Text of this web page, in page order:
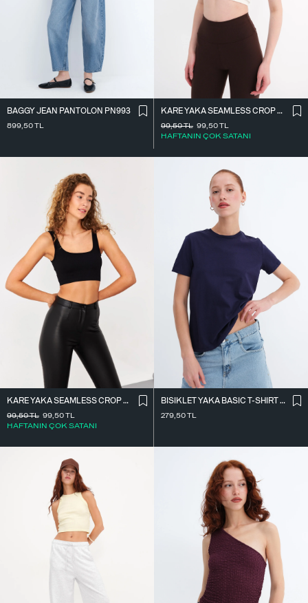
BAGGY JEAN PANTOLON PN993
899,50TL
KARE YAKA SEAMLESS CROP ATLET A0187-L5
99,50TL
HAFTANIN ÇOK SATANI
99,50TL
KARE YAKA SEAMLESS CROP ATLET A0187-L5
99,50TL
HAFTANIN ÇOK SATANI
99,50TL
BISIKLET YAKA BASIC T-SHIRT P4322-1
279,50TL